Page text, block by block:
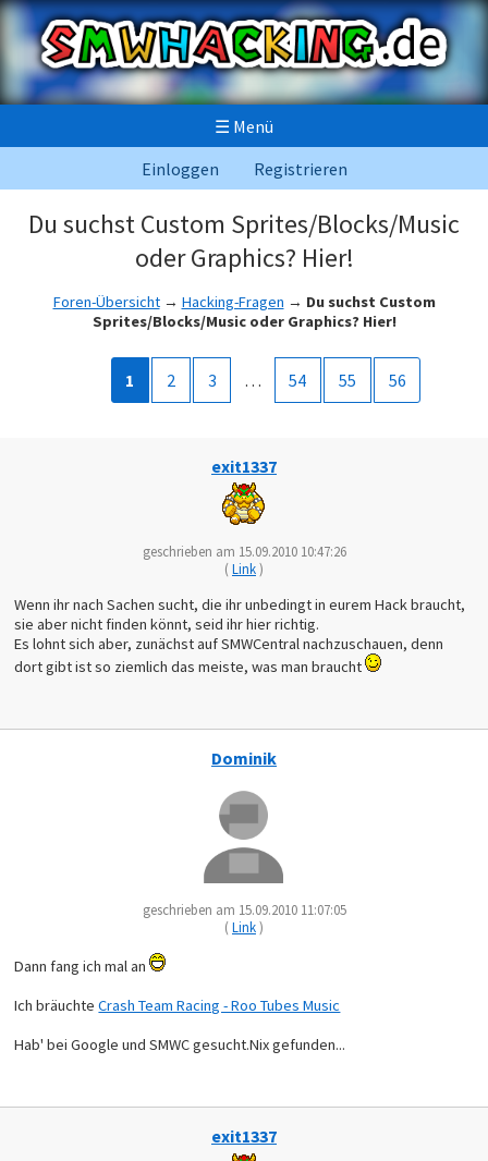
☰ Menü
Einloggen
Registrieren
Du suchst Custom Sprites/Blocks/Music
oder Graphics? Hier!
Foren-Übersicht→ Hacking-Fragen → Du suchst Custom
Sprites/Blocks/Music oder Graphics? Hier!
1 2 3 … 54 55 56
exit1337
geschrieben am 15.09.2010 10:47:26
(Link)
Wenn ihr nach Sachen sucht, die ihr unbedingt in eurem Hack braucht,
sie aber nicht finden könnt, seid ihr hier richtig.
Es lohnt sich aber, zunächst auf SMWCentral nachzuschauen, denn
dort gibt ist so ziemlich das meiste, was man braucht
Dominik
geschrieben am 15.09.2010 11:07:05
(Link)
Dann fang ich mal an
Ich bräuchteCrash Team Racing - Roo Tubes Music
Hab' bei Google und SMWC gesucht.Nix gefunden...
exit1337